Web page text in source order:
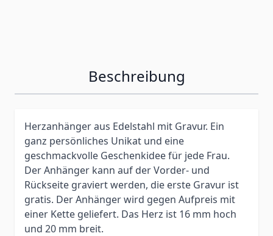
Beschreibung
Herzanhänger aus Edelstahl mit Gravur. Ein
ganz persönliches Unikat und eine
geschmackvolle Geschenkidee für jede Frau.
Der Anhänger kann auf der Vorder- und
Rückseite graviert werden, die erste Gravur ist
gratis. Der Anhänger wird gegen Aufpreis mit
einer Kette geliefert. Das Herz ist 16 mm hoch
und 20 mm breit.